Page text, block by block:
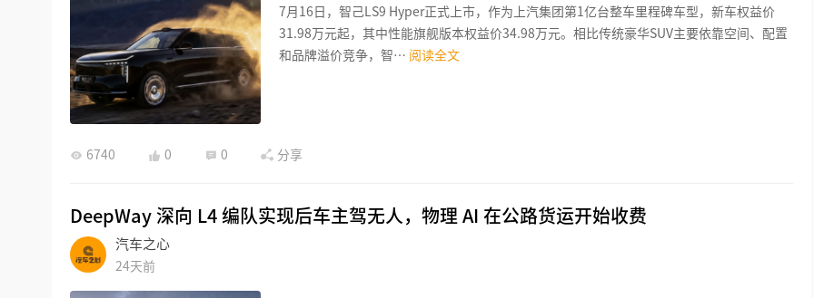
7月16日，智己LS9 Hyper正式上市，作为上汽集团第1亿台整车里程碑车型，新车权益价
31.98万元起，其中性能旗舰版本权益价34.98万元。相比传统豪华SUV主要依靠空间、配置
和品牌溢价竞争，智… 阅读全文
6740 0 0 分享
DeepWay 深向 L4 编队实现后车主驾无人，物理 AI 在公路货运开始收费
汽车之心
24天前